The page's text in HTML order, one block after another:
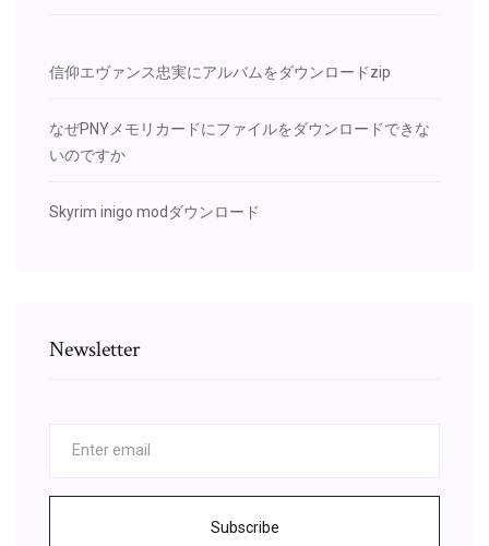
信仰エヴァンス忠実にアルバムをダウンロードzip
なぜPNYメモリカードにファイルをダウンロードできな
いのですか
Skyrim inigo modダウンロード
Newsletter
Subscribe